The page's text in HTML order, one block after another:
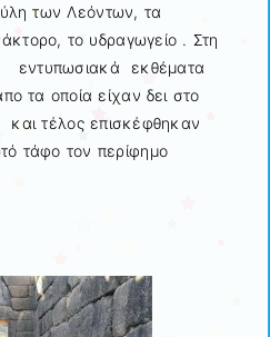
των Λεόντων, τα
το υδραγωγείο . Στη
εντυπωσιακά εκθέματα
τα οποία είχαν δει στο
και τέλος επισκέφθηκαν
τάφο τον περίφημο